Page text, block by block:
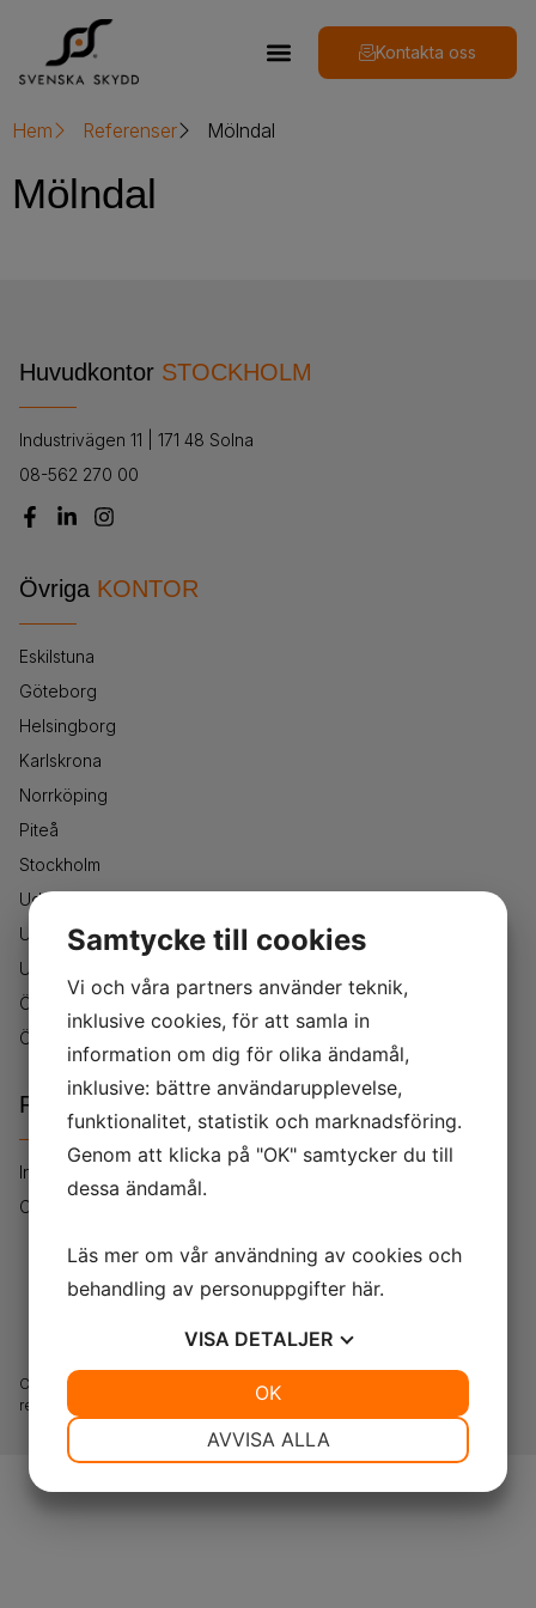
Kontakta oss
Hem Referenser Mölndal
Mölndal
Huvudkontor STOCKHOLM
Industrivägen 11 | 171 48 Solna
08-562 270 00
Övriga KONTOR
Eskilstuna
Göteborg
Helsingborg
Karlskrona
Norrköping
Piteå
Stockholm
Uddevalla
Umeå
Uppsala
Örebro
Östersund
Policies
Integritetspolicy
Cookie policy
Copyright 2023 Svenska Skydd AB. All rights
reserved.
Samtycke till cookies
Vi och våra partners använder teknik,
inklusive cookies, för att samla in
information om dig för olika ändamål,
inklusive: bättre användarupplevelse,
funktionalitet, statistik och marknadsföring.
Genom att klicka på "OK" samtycker du till
dessa ändamål.
Läs mer om vår användning av cookies och
behandling av personuppgifter här.
VISA DETALJER
AVVISA ALLA
OK